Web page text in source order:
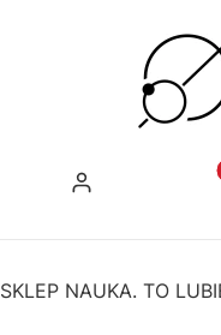
Zaloguj się
SKLEP NAUKA. TO